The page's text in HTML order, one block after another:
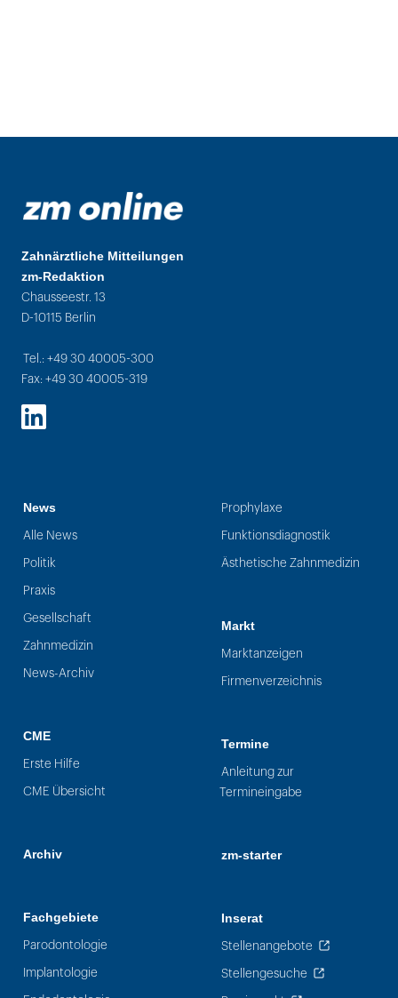
Zahnärztliche Mitteilungen
zm-Redaktion
Chausseestr. 13
D-10115 Berlin
Tel.: +49 30 40005-300
Fax: +49 30 40005-319
LinkedIn
News
Alle News
Politik
Praxis
Gesellschaft
Zahnmedizin
News-Archiv
CME
Erste Hilfe
CME Übersicht
Archiv
Fachgebiete
Parodontologie
Implantologie
Prophylaxe
Funktionsdiagnostik
Ästhetische Zahnmedizin
Markt
Marktanzeigen
Firmenverzeichnis
Termine
Anleitung zur
Termineingabe
zm-starter
Inserat
Stellenangebote
Stellengesuche